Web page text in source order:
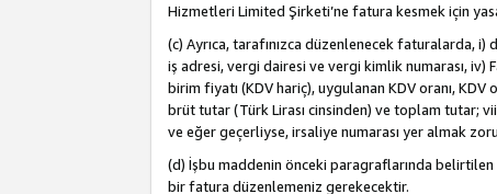
Hizmetleri Limited Şirketi’ne fatura kesmek için
(c) Ayrıca, tarafınızca düzenlenecek faturalarda, i)
iş adresi, vergi dairesi ve vergi kimlik numarası, iv)
birim fiyatı (KDV hariç), uygulanan KDV oranı,
brüt tutar (Türk Lirası cinsinden) ve toplam tutar;
ve eğer geçerliyse, irsaliye numarası yer almak
(d) İşbu maddenin önceki paragraflarında
bir fatura düzenlemeniz gerekecektir.